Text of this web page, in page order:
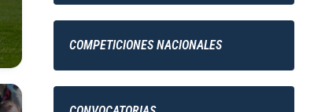
COMPETICIONES NACIONALES